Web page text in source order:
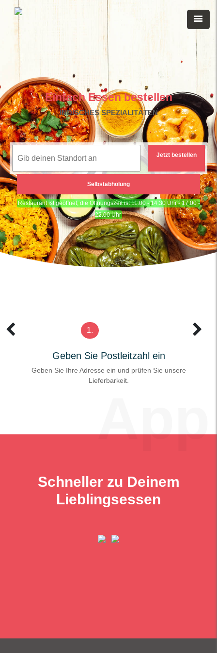
Einfach Essen bestellen
INDISCHES SPEZIALITÄTEN
Jetzt bestellen
Selbstabholung
Restaurant ist geöffnet, die Öffnungszeit ist 11:00 - 14:30 Uhr - 17.00 -
22.00 Uhr
1.
Geben Sie Postleitzahl ein
Geben Sie Ihre Adresse ein und prüfen Sie unsere
Lieferbarkeit.
App
Schneller zu Deinem
Lieblingsessen